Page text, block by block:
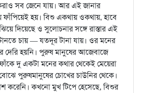
সব জেনে যায়। আর এই জানার
ফাঁপিয়েই হয়। বিশু একথায় ওকথায়, হাবে
দিয়েছে ও সুলোচনার সঙ্গে রাস্তার এই
চায় — যতদূর টানা যায়। ওর মনের
হয়নি। পুরুষ মানুষের আজেবাজে
দু একটা মনের কথার থেকেই মেয়েরা
পুরুষমানুষের চোখের চাউনির থেকে।
করেনি। কখনো মুখ টিপে হেসেছে, বিশুর